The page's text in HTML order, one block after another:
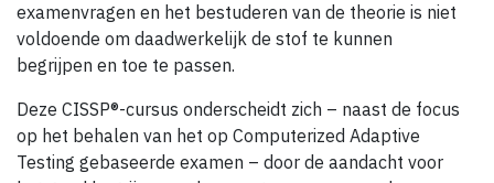
examenvragen en het bestuderen van de theorie is niet
voldoende om daadwerkelijk de stof te kunnen
begrijpen en toe te passen.
Deze CISSP®-cursus onderscheidt zich – naast de focus
op het behalen van het op Computerized Adaptive
Testing gebaseerde examen – door de aandacht voor